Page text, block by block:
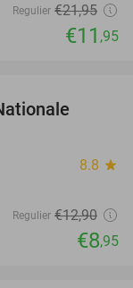
Regulier €21,95
€11 ,95
8.8 star
Regulier €12,90
€8,95